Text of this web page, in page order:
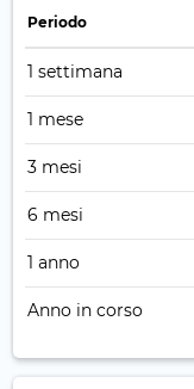
Periodo
1 settimana
1 mese
3 mesi
6 mesi
1 anno
Anno in corso